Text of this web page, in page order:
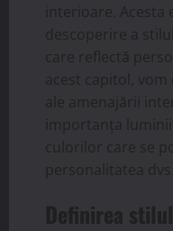
interioare. Acesta
descoperire a
care reflectă
acest capitol,
ale amenajării
importanța
culorilor care se
personalitatea dvs.
Definirea